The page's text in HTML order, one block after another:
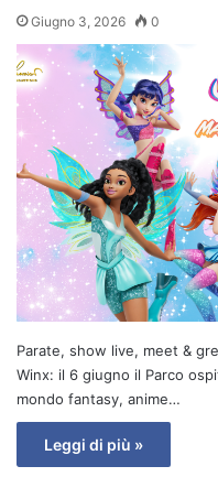
Giugno 3, 2026 0
Parate, show live, meet &
Winx: il 6 giugno il Parco
mondo fantasy, anime…
Leggi di più »